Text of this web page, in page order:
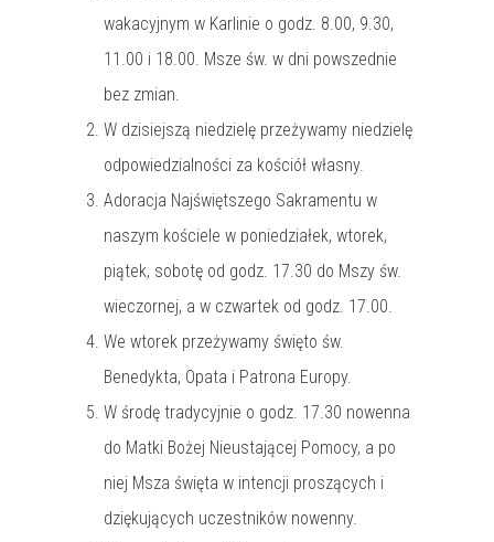
wakacyjnym w Karlinie o godz. 8.00, 9.30,
11.00 i 18.00. Msze św. w dni powszednie
bez zmian.
W dzisiejszą niedzielę przeżywamy niedzielę
odpowiedzialności za kościół własny.
Adoracja Najświętszego Sakramentu w
naszym kościele w poniedziałek, wtorek,
piątek, sobotę od godz. 17.30 do Mszy św.
wieczornej, a w czwartek od godz. 17.00.
We wtorek przeżywamy święto św.
Benedykta, Opata i Patrona Europy.
W środę tradycyjnie o godz. 17.30 nowenna
do Matki Bożej Nieustającej Pomocy, a po
niej Msza święta w intencji proszących i
dziękujących uczestników nowenny.